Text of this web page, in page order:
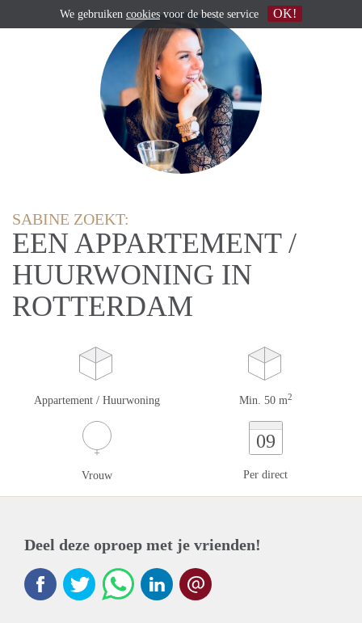
SABINE ZOEKT:
EEN APPARTEMENT /
HUURWONING IN
ROTTERDAM
Appartement / Huurwoning Min. 50 m2
Vrouw
09
Per direct
Deel deze oproep met je vrienden!
We gebruiken cookies voor de beste service OK!